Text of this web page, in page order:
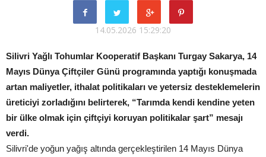
14.05.2026 15:29:20
Silivri Yağlı Tohumlar Kooperatif Başkanı Turgay Sakarya, 14
Mayıs Dünya Çiftçiler Günü programında yaptığı konuşmada
artan maliyetler, ithalat politikaları ve yetersiz desteklemelerin
üreticiyi zorladığını belirterek, “Tarımda kendi kendine yeten
bir ülke olmak için çiftçiyi koruyan politikalar şart” mesajı
verdi.
Silivri'de yoğun yağış altında gerçekleştirilen 14 Mayıs Dünya